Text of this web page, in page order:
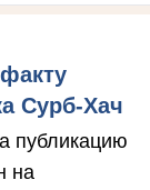
Сурб-Хач
публикацию
на